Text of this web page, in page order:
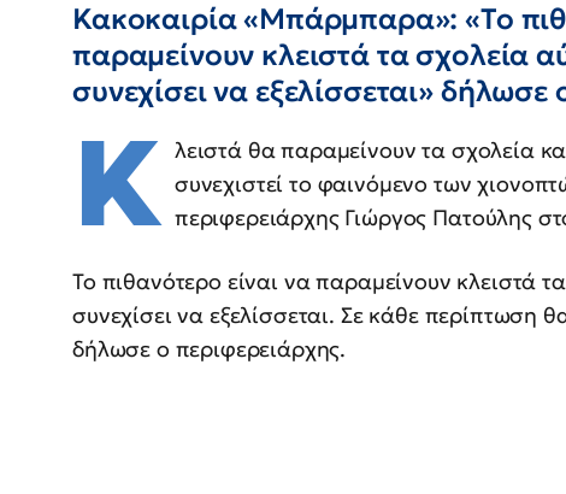
Κακοκαιρία «Μπάρμπαρα»: «Το
παραμείνουν κλειστά τα σχολεία
συνεχίσει να εξελίσσεται» δήλωσε
Κ λειστά θα παραμείνουν τα σχολεία
συνεχιστεί το φαινόμενο των
περιφερειάρχης Γιώργος Πατούλης
Το πιθανότερο είναι να παραμείνουν κλειστά
συνεχίσει να εξελίσσεται. Σε κάθε περίπτωση
δήλωσε ο περιφερειάρχης.